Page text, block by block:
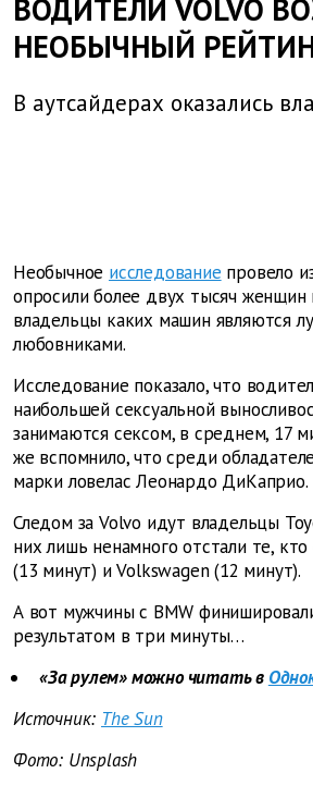
ВОДИТЕЛИ VOLVO
НЕОБЫЧНЫЙ
В аутсайдерах оказались
Необычное исследование провело
опросили более двух тысяч женщин
владельцы каких машин являются
любовниками.
Исследование показало, что
наибольшей сексуальной
занимаются сексом, в среднем, 17
же вспомнило, что среди
марки ловелас Леонардо ДиКаприо.
Следом за Volvo идут владельцы
них лишь ненамного отстали те,
(13 минут) и Volkswagen (12 минут).
А вот мужчины с BMW
результатом в три минуты…
«За рулем» можно читать в
Источник: The Sun
Фото: Unsplash